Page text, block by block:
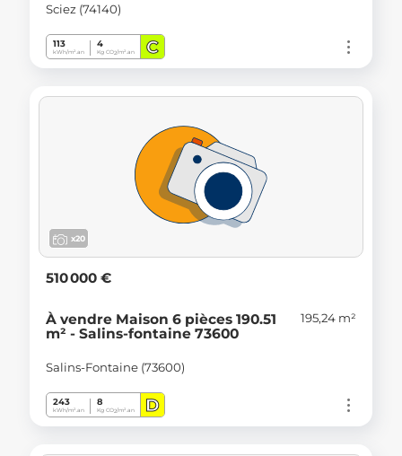
Sciez (74140)
113
kWh/m².an
4
Kg CO2/m².an C
x20
510 000 €
À vendre Maison 6 pièces 190.51
m² - Salins-fontaine 73600
195,24 m²
Salins-Fontaine (73600)
243
kWh/m².an
8
Kg CO2/m².an D